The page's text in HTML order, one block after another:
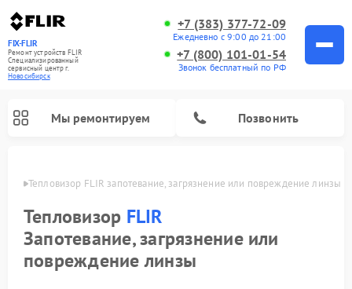
FIX-FLIR
Ремонт устройств FLIR
Специализированный
cервисный центр г.
Новосибирск
+7 (383) 377-72-09
Ежедневно с 9:00 до 21:00
+7 (800) 101-01-54
Звонок бесплатный по РФ
Мы ремонтируем Позвонить
Тепловизор FLIR запотевание, загрязнение или повреждение линзы
Тепловизор FLIR
Запотевание, загрязнение или
повреждение линзы